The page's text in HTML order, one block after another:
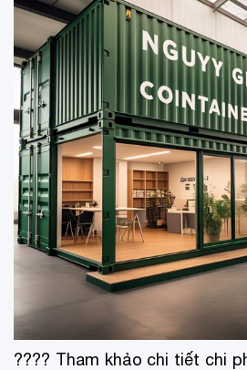
???? Tham khảo chi tiết chi